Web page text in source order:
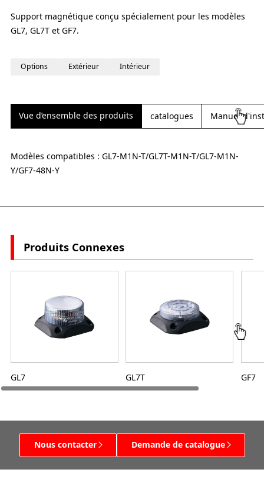
Support magnétique conçu spécialement pour les modèles
GL7, GL7T et GF7.
Options Extérieur Intérieur
Vue d’ensemble des produits catalogues Manuel
Modèles compatibles : GL7-M1N-T/GL7T-M1N-T/GL7-M1N-
Y/GF7-48N-Y
Produits Connexes
GL7 GL7T GF7
Nous contacter Demande de catalogue